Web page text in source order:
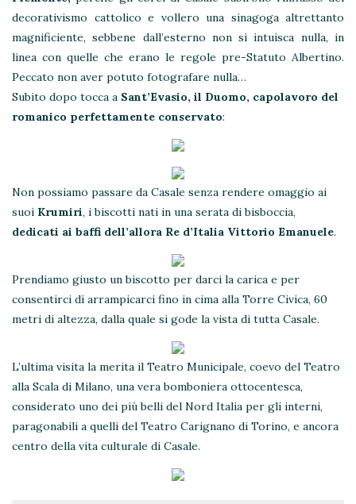
decorativismo cattolico e vollero una sinagoga altrettanto
magnificiente, sebbene dall’esterno non si intuisca nulla, in
linea con quelle che erano le regole pre-Statuto Albertino.
Peccato non aver potuto fotografare nulla…
Subito dopo tocca a Sant’Evasio, il Duomo, capolavoro del
romanico perfettamente conservato:
Non possiamo passare da Casale senza rendere omaggio ai
suoi Krumiri, i biscotti nati in una serata di bisboccia,
dedicati ai baffi dell’allora Re d’Italia Vittorio Emanuele.
Prendiamo giusto un biscotto per darci la carica e per
consentirci di arrampicarci fino in cima alla Torre Civica, 60
metri di altezza, dalla quale si gode la vista di tutta Casale.
L’ultima visita la merita il Teatro Municipale, coevo del Teatro
alla Scala di Milano, una vera bomboniera ottocentesca,
considerato uno dei più belli del Nord Italia per gli interni,
paragonabili a quelli del Teatro Carignano di Torino, e ancora
centro della vita culturale di Casale.